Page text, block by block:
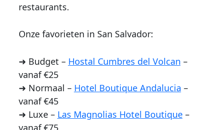
restaurants.
Onze favorieten in San Salvador:
➜ Budget – Hostal Cumbres del Volcan –
vanaf €25
➜ Normaal – Hotel Boutique Andalucia –
vanaf €45
➜ Luxe – Las Magnolias Hotel Boutique–
vanaf €75